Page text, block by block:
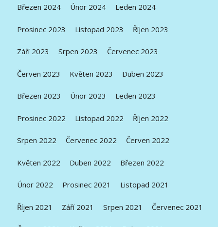
Březen 2024 Únor 2024 Leden 2024
Prosinec 2023 Listopad 2023 Říjen 2023
Září 2023 Srpen 2023 Červenec 2023
Červen 2023 Květen 2023 Duben 2023
Březen 2023 Únor 2023 Leden 2023
Prosinec 2022 Listopad 2022 Říjen 2022
Srpen 2022 Červenec 2022 Červen 2022
Květen 2022 Duben 2022 Březen 2022
Únor 2022 Prosinec 2021 Listopad 2021
Říjen 2021 Září 2021 Srpen 2021 Červenec 2021